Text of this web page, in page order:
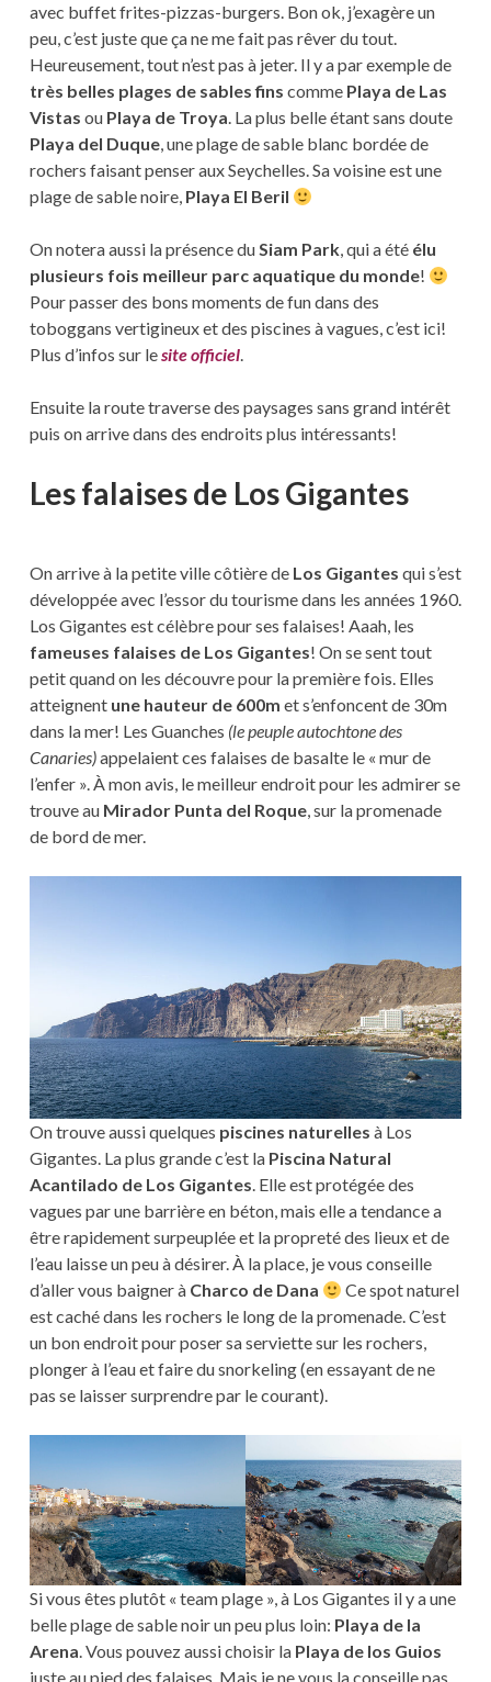
avec buffet frites-pizzas-burgers. Bon ok, j’exagère un
peu, c’est juste que ça ne me fait pas rêver du tout.
Heureusement, tout n’est pas à jeter. Il y a par exemple de
très belles plages de sables fins comme Playa de Las
Vistas ou Playa de Troya. La plus belle étant sans doute
Playa del Duque, une plage de sable blanc bordée de
rochers faisant penser aux Seychelles. Sa voisine est une
plage de sable noire, Playa El Beril
On notera aussi la présence duSiam Park, qui a été élu
plusieurs fois meilleur parc aquatique du monde!
Pour passer des bons moments de fun dans des
toboggans vertigineux et des piscines à vagues, c’est ici!
Plus d’infos sur lesite officiel.
Ensuite la route traverse des paysages sans grand intérêt
puis on arrive dans des endroits plus intéressants!
Les falaises de Los Gigantes
On arrive à la petite ville côtière de Los Gigantes qui s’est
développée avec l’essor du tourisme dans les années 1960.
Los Gigantes est célèbre pour ses falaises! Aaah, les
fameuses falaises de Los Gigantes! On se sent tout
petit quand on les découvre pour la première fois. Elles
atteignent une hauteur de 600m et s’enfoncent de 30m
dans la mer! Les Guanches (le peuple autochtone des
Canaries)appelaient ces falaises de basalte le « mur de
l’enfer ». À mon avis, le meilleur endroit pour les admirer se
trouve au Mirador Punta del Roque, sur la promenade
de bord de mer.
On trouve aussi quelques piscines naturelles à Los
Gigantes. La plus grande c’est la Piscina Natural
Acantilado de Los Gigantes. Elle est protégée des
vagues par une barrière en béton, mais elle a tendance a
être rapidement surpeuplée et la propreté des lieux et de
l’eau laisse un peu à désirer. À la place, je vous conseille
d’aller vous baigner à Charco de Dana
Ce spot naturel
est caché dans les rochers le long de la promenade. C’est
un bon endroit pour poser sa serviette sur les rochers,
plonger à l’eau et faire du snorkeling (en essayant de ne
pas se laisser surprendre par le courant).
Si vous êtes plutôt « team plage », à Los Gigantes il y a une
belle plage de sable noir un peu plus loin: Playa de la
Arena . Vous pouvez aussi choisir la Playa de los Guios
juste au pied des falaises. Mais je ne vous la conseille pas